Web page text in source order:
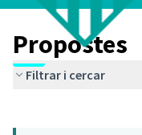
Propostes
Filtrar i cercar